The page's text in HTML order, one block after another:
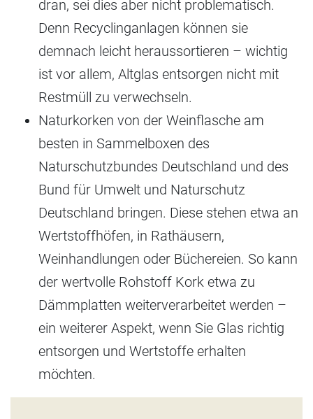
dran, sei dies aber nicht problematisch.
Denn Recyclinganlagen können sie
demnach leicht heraussortieren – wichtig
ist vor allem, Altglas entsorgen nicht mit
Restmüll zu verwechseln.
Naturkorken von der Weinflasche am
besten in Sammelboxen des
Naturschutzbundes Deutschland und des
Bund für Umwelt und Naturschutz
Deutschland bringen. Diese stehen etwa an
Wertstoffhöfen, in Rathäusern,
Weinhandlungen oder Büchereien. So kann
der wertvolle Rohstoff Kork etwa zu
Dämmplatten weiterverarbeitet werden –
ein weiterer Aspekt, wenn Sie Glas richtig
entsorgen und Wertstoffe erhalten
möchten.